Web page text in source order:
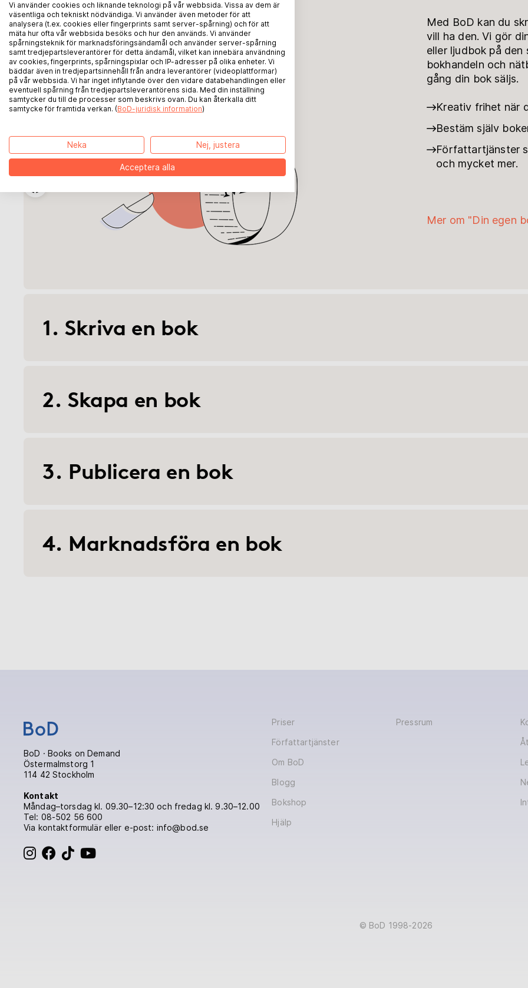
Med BoD kan du
vill ha den. Vi gör
eller ljudbok på den
bokhandeln och
gång din bok säljs.
Kreativ frihet när
Bestäm själv
Författartjänster
och mycket mer.
Mer om "Din egen
1. Skriva en bok
2. Skapa en bok
3. Publicera en bok
4. Marknadsföra en bok
BoD · Books on Demand
Östermalmstorg 1
114 42 Stockholm
Kontakt
Måndag–torsdag kl. 09.30–12:30 och fredag kl. 9.30–12.00
Tel: 08-502 56 600
Via kontaktformuläreller e-post: info@bod.se
BoD på Instagram
BoD på Facebook
BoD på TikTok
Priser
Författartjänster
Om BoD
Blogg
Bokshop
Hjälp
Pressrum
© BoD 1998-2026
BoD på Instagram
BoD på TikTok
BoD på YouTube
Vi använder cookies och liknande teknologi på vår webbsida. Vissa av dem är
väsentliga och tekniskt nödvändiga. Vi använder även metoder för att
analysera (t.ex. cookies eller fingerprints samt server-spårning) och för att
mäta hur ofta vår webbsida besöks och hur den används. Vi använder
spårningsteknik för marknadsföringsändamål och använder server-spårning
samt tredjepartsleverantörer för detta ändamål, vilket kan innebära användning
av cookies, fingerprints, spårningspixlar och IP-adresser på olika enheter. Vi
bäddar även in tredjepartsinnehåll från andra leverantörer (videoplattformar)
på vår webbsida. Vi har inget inflytande över den vidare databehandlingen eller
eventuell spårning från tredjepartsleverantörens sida. Med din inställning
samtycker du till de processer som beskrivs ovan. Du kan återkalla ditt
samtycke för framtida verkan. (BoD-juridisk information)
Neka Nej, justera
Acceptera alla